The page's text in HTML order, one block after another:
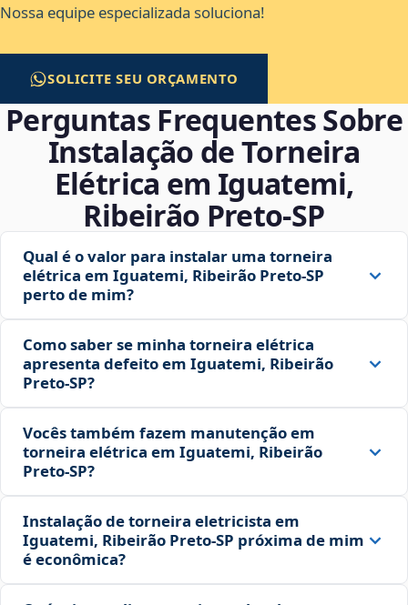
Nossa equipe especializada soluciona!
SOLICITE SEU ORÇAMENTO
Perguntas Frequentes Sobre
Instalação de Torneira
Elétrica em Iguatemi,
Ribeirão Preto‑SP
Qual é o valor para instalar uma torneira
elétrica em Iguatemi, Ribeirão Preto‑SP
perto de mim?
Como saber se minha torneira elétrica
apresenta defeito em Iguatemi, Ribeirão
Preto‑SP?
Vocês também fazem manutenção em
torneira elétrica em Iguatemi, Ribeirão
Preto‑SP?
Instalação de torneira eletricista em
Iguatemi, Ribeirão Preto‑SP próxima de mim
é econômica?